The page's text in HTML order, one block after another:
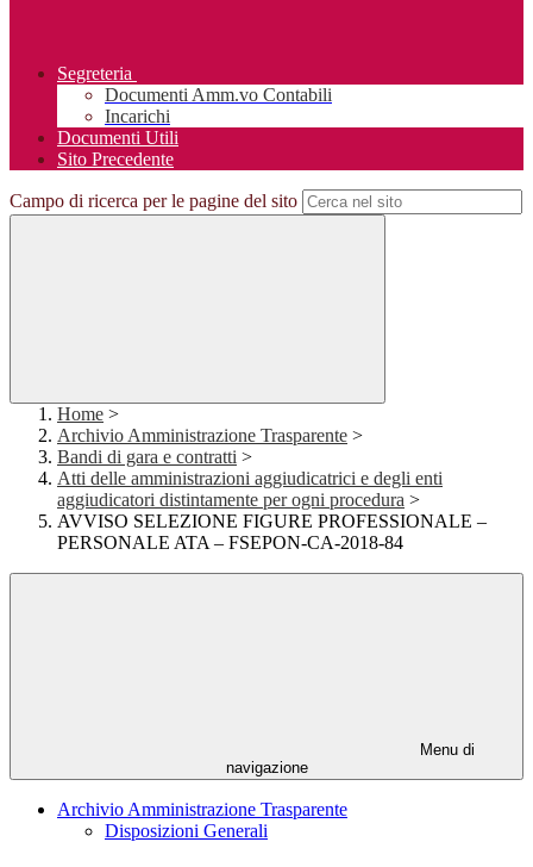
Segreteria
Documenti Amm.vo Contabili
Incarichi
Documenti Utili
Sito Precedente
Campo di ricerca per le pagine del sito
Home >
Archivio Amministrazione Trasparente >
Bandi di gara e contratti >
Atti delle amministrazioni aggiudicatrici e degli enti
aggiudicatori distintamente per ogni procedura >
AVVISO SELEZIONE FIGURE PROFESSIONALE –
PERSONALE ATA – FSEPON-CA-2018-84
Menu di
navigazione
Archivio Amministrazione Trasparente
Disposizioni Generali